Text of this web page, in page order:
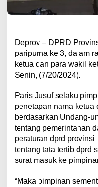
Deprov – DPRD
paripurna ke 3, dalam
ketua dan para wakil
Senin, (7/20/2024).
Paris Jusuf selaku
penetapan nama ketua
berdasarkan Undang-
tentang pemerintahan
peraturan dprd provinsi
tentang tata tertib dprd
surat masuk ke
“Maka pimpinan